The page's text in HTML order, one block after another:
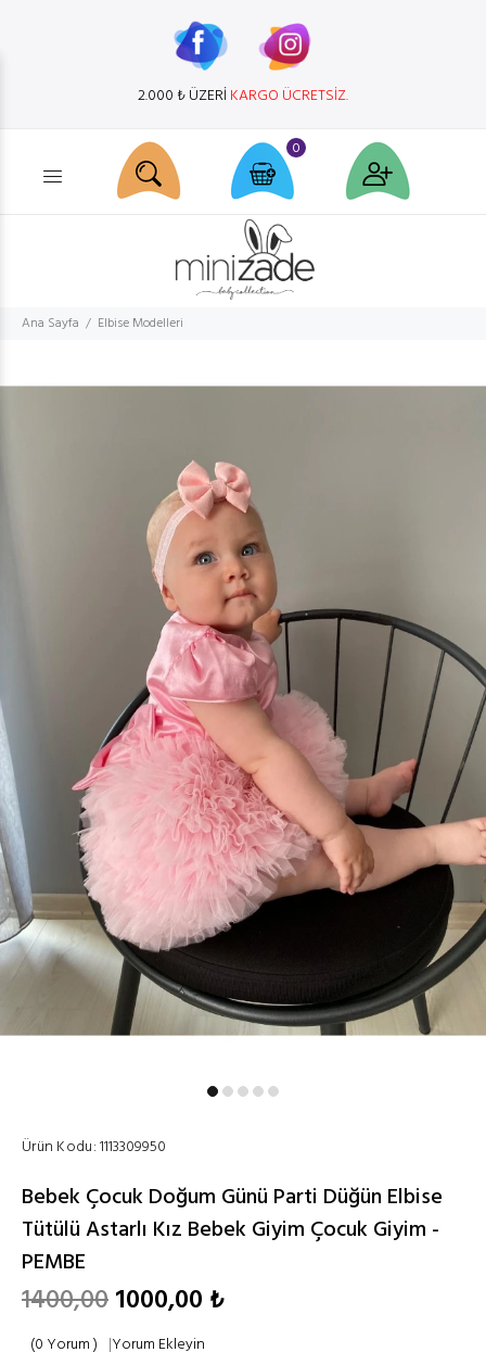
2.000 ₺ ÜZERİKARGO ÜCRETSİZ.
Ürün arama... 0
Ana Sayfa Elbise Modelleri
Ürün Kodu:1113309950
Bebek Çocuk Doğum Günü Parti Düğün Elbise
Tütülü Astarlı Kız Bebek Giyim Çocuk Giyim -
PEMBE
1400,001000,00 ₺
(0 Yorum ) |Yorum Ekleyin